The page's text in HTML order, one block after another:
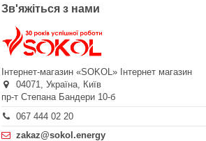
Зв'яжіться з нами
Інтернет-магазин «SOKOL» Інтернет магазин
04071,Україна, Київ
пр-т Степана Бандери 10-б
067 444 02 20
zakaz@sokol.energy